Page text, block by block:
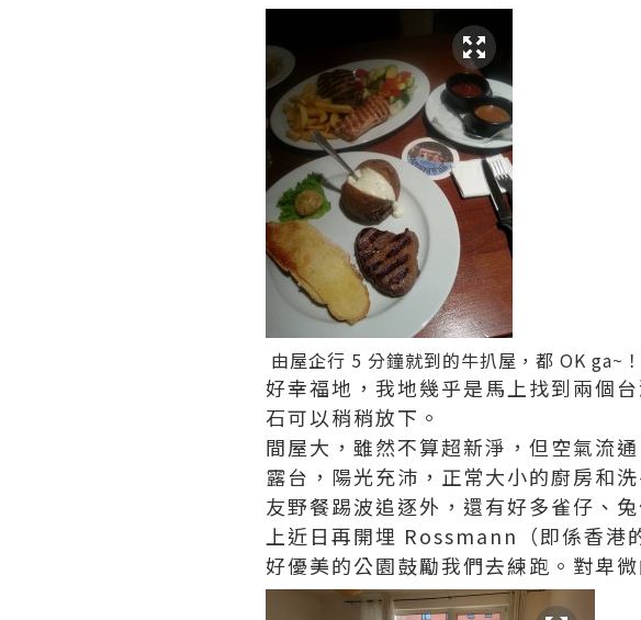
由屋企行 5 分鐘就到的牛扒屋，都 OK ga~！
好幸福地，我地幾乎是馬上找到兩個
石可以稍稍放下。
間屋大，雖然不算超新淨，但空氣流
露台，陽光充沛，正常大小的廚房和
友野餐踢波追逐外，還有好多雀仔、
上近日再開埋 Rossmann（即係香
好優美的公園鼓勵我們去練跑。對卑